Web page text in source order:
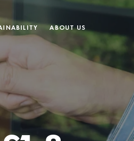
ABOUT US